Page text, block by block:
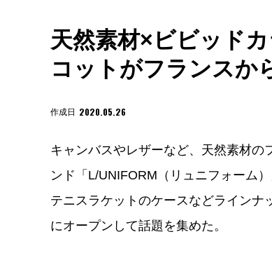
天然素材×ビビッド
コットがフランスか
作成日 2020.05.26
キャンバスやレザーなど、天然素材の
ンド「L/UNIFORM（リュニフォーム
テニスラケットのケースなどラインナ
にオープンして話題を集めた。